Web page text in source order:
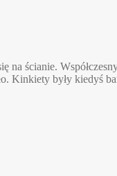
na ścianie.
Kinkiety były kiedyś